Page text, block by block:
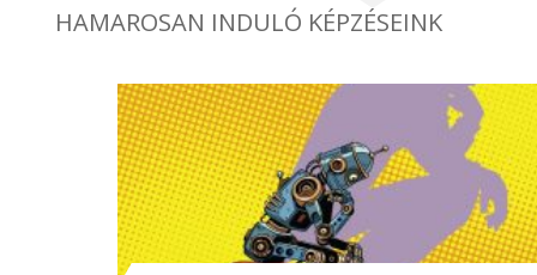
HAMAROSAN INDULÓ KÉPZÉSEINK